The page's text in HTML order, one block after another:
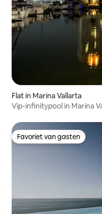
Flat in Marina Vallarta
Vip-infinitypool in Marina
Favoriet van gasten
Favoriet van gasten